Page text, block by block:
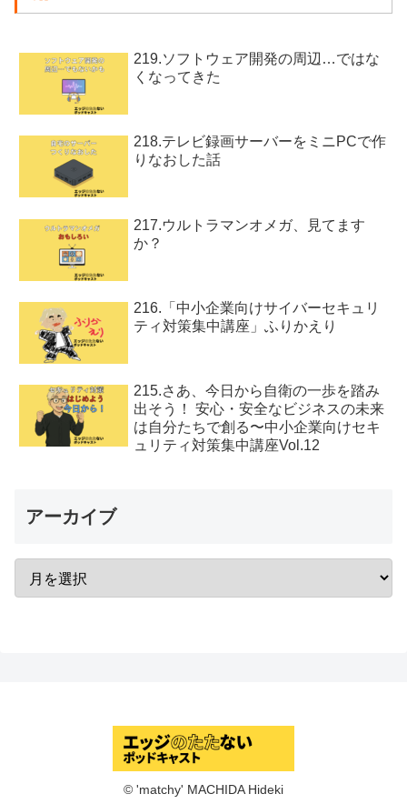
219.ソフトウェア開発の周辺…ではな
くなってきた
218.テレビ録画サーバーをミニPCで作
りなおした話
217.ウルトラマンオメガ、見てます
か？
216.「中小企業向けサイバーセキュリ
ティ対策集中講座」ふりかえり
215.さあ、今日から自衛の一歩を踏み
出そう！ 安心・安全なビジネスの未来
は自分たちで創る〜中小企業向けセキ
ュリティ対策集中講座Vol.12
アーカイブ
© 'matchy' MACHIDA Hideki